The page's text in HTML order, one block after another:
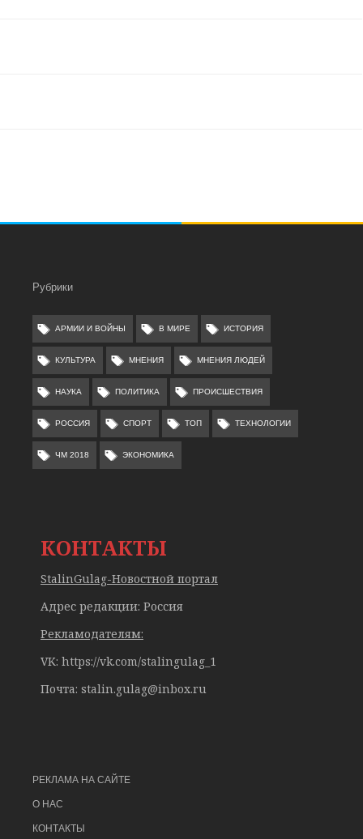
Рубрики
АРМИИ И ВОЙНЫ В МИРЕ ИСТОРИЯ
КУЛЬТУРА МНЕНИЯ МНЕНИЯ ЛЮДЕЙ
НАУКА ПОЛИТИКА ПРОИСШЕСТВИЯ
РОССИЯ СПОРТ ТОП ТЕХНОЛОГИИ
ЧМ 2018 ЭКОНОМИКА
КОНТАКТЫ
StalinGulag-Новостной портал
Адрес редакции: Россия
Рекламодателям:
VK: https://vk.com/stalingulag_1
Почта: stalin.gulag@inbox.ru
РЕКЛАМА НА САЙТЕ
О НАС
КОНТАКТЫ